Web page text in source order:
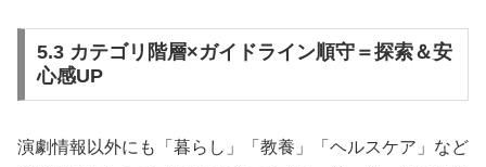
5.3 カテゴリ階層×ガイドライン順守＝探索＆安
心感UP
演劇情報以外にも「暮らし」「教養」「ヘルスケア」など